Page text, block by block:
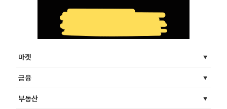
마켓
금융
부동산